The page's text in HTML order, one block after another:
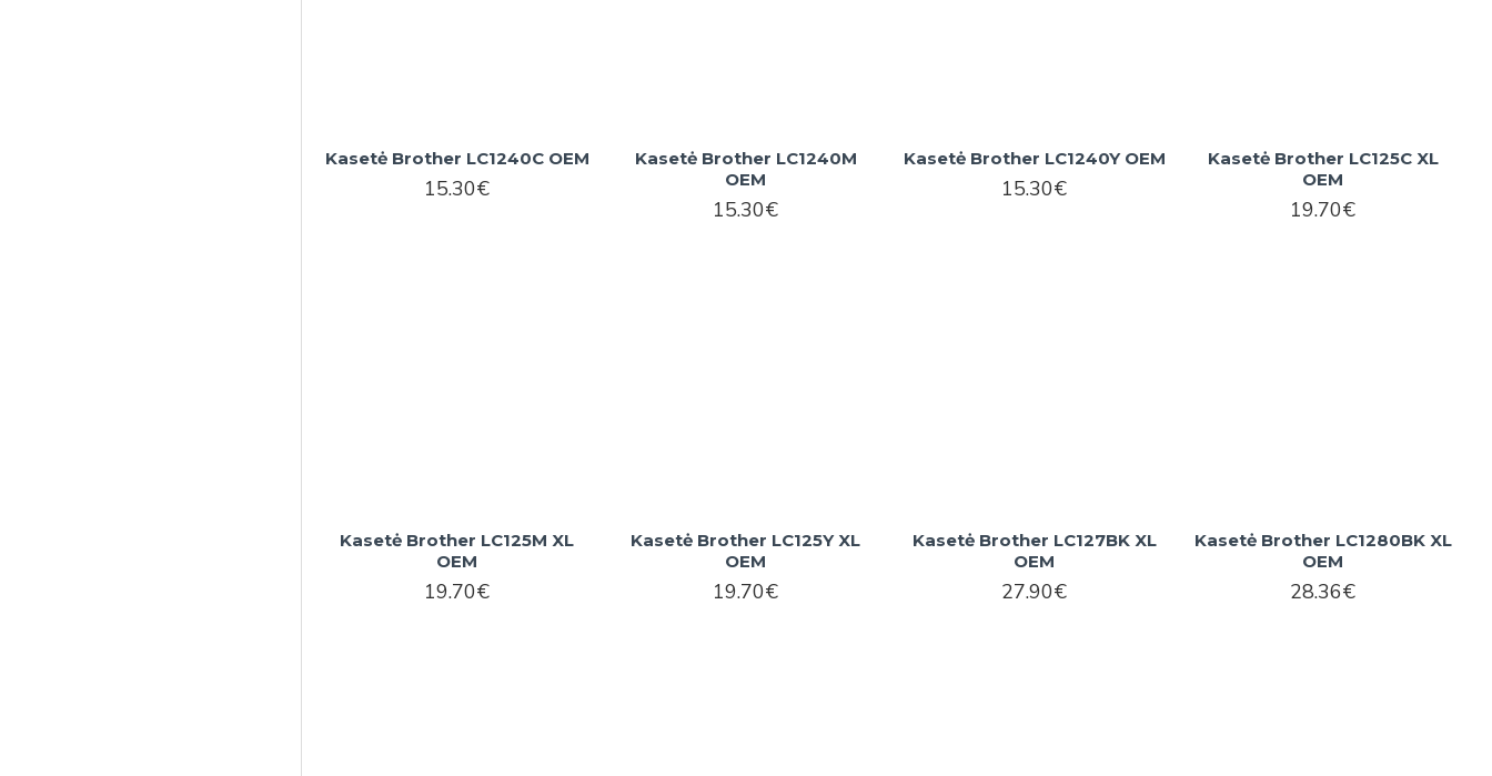
Kasetė Brother LC1240C OEM
15.30€
Kasetė Brother LC1240M
OEM
15.30€
Kasetė Brother LC1240Y OEM
15.30€
Kasetė Brother LC125C XL
OEM
19.70€
Kasetė Brother LC125M XL
OEM
19.70€
Kasetė Brother LC125Y XL
OEM
19.70€
Kasetė Brother LC127BK XL
OEM
27.90€
Kasetė Brother LC1280BK XL
OEM
28.36€